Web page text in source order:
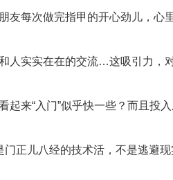
友每次做完指甲的开心劲儿，心
人实实在在的交流…这吸引力，
来“入门”似乎快一些？而且投
正儿八经的技术活，不是逃避现